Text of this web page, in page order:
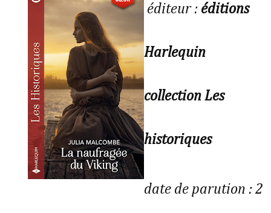
éditeur : éditions
Harlequin
collection Les
historiques
date de parution : 2